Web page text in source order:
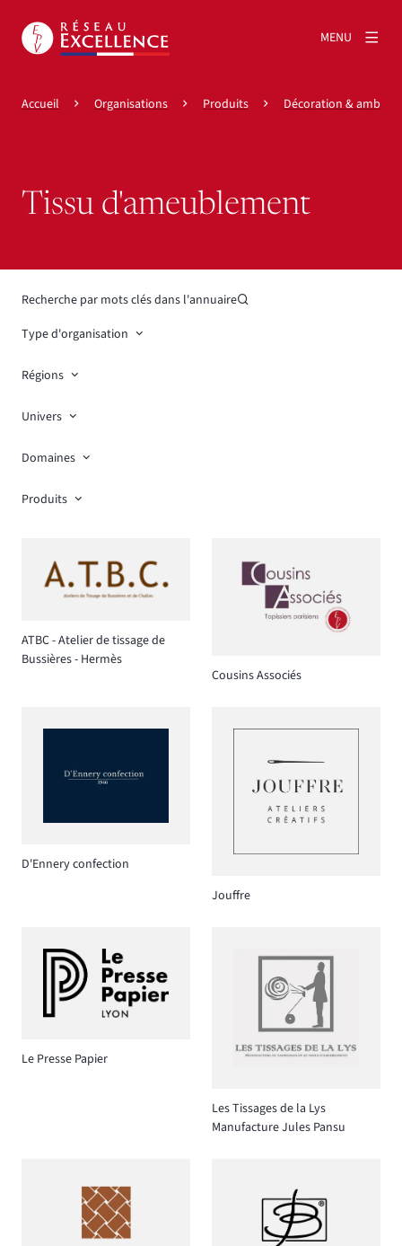
MENU
Accueil Organisations Produits Décoration &
Tissu d'ameublement
Recherche par mots clés dans l'annuaire
Type d'organisation
Régions
Univers
Domaines
Produits
ATBC - Atelier de tissage de
Bussières - Hermès
Cousins Associés
D'Ennery confection
Jouffre
Le Presse Papier
Les Tissages de la Lys
Manufacture Jules Pansu